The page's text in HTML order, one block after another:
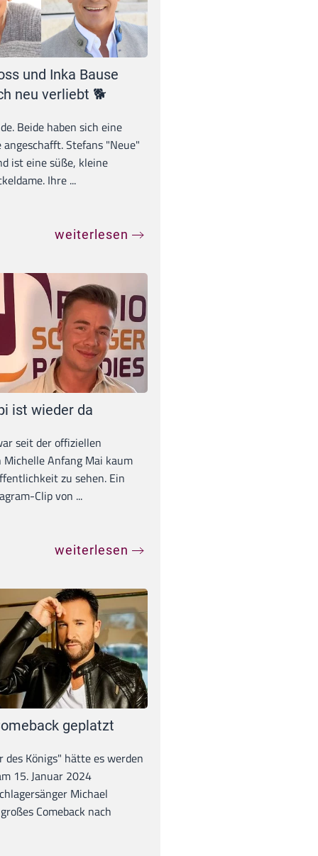
und Inka Bause
neu verliebt 🐕
Beide haben sich eine
angeschafft. Stefans "Neue"
ist eine süße, kleine
Ihre ...
weiterlesen
ist wieder da
seit der offiziellen
Michelle Anfang Mai kaum
zu sehen. Ein
Clip von ...
weiterlesen
geplatzt
des Königs" hätte es werden
15. Januar 2024
Michael
Comeback nach